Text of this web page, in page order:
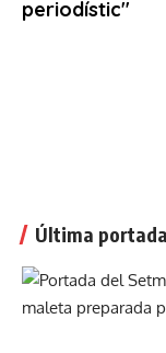
Última portada